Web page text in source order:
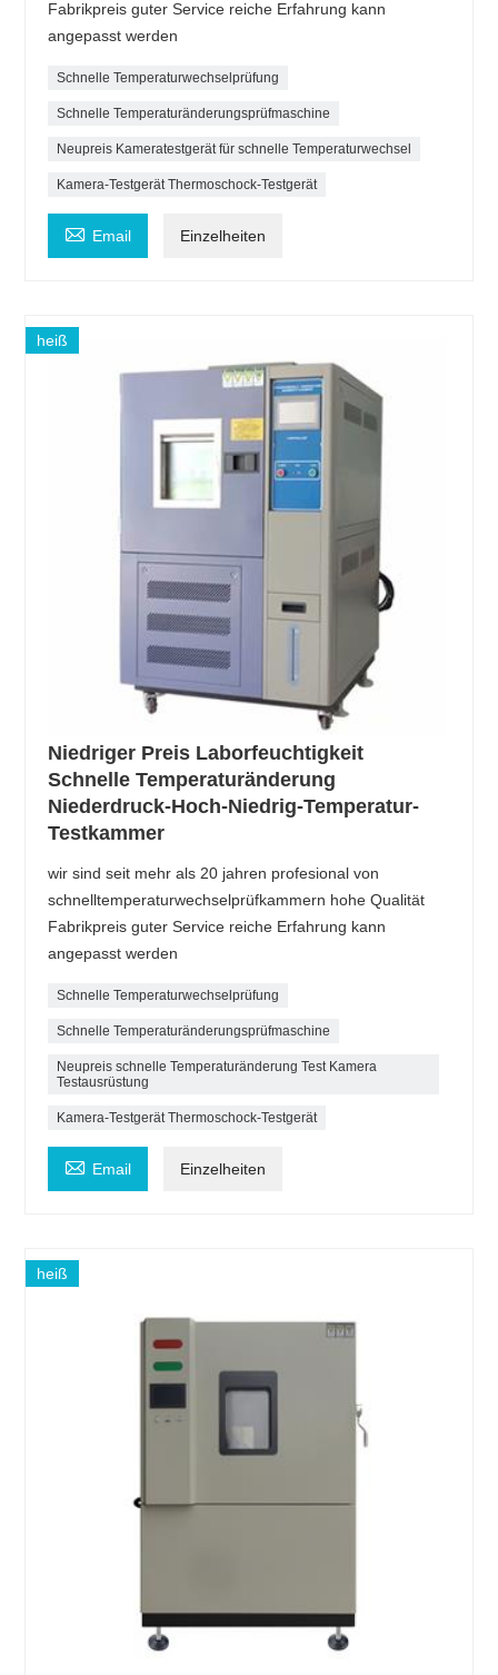
Fabrikpreis guter Service reiche Erfahrung kann
angepasst werden
Schnelle Temperaturwechselprüfung
Schnelle Temperaturänderungsprüfmaschine
Neupreis Kameratestgerät für schnelle Temperaturwechsel
Kamera-Testgerät Thermoschock-Testgerät
 Email Einzelheiten
heiß
Niedriger Preis Laborfeuchtigkeit
Schnelle Temperaturänderung
Niederdruck-Hoch-Niedrig-Temperatur-
Testkammer
wir sind seit mehr als 20 jahren profesional von
schnelltemperaturwechselprüfkammern hohe Qualität
Fabrikpreis guter Service reiche Erfahrung kann
angepasst werden
Schnelle Temperaturwechselprüfung
Schnelle Temperaturänderungsprüfmaschine
Neupreis schnelle Temperaturänderung Test Kamera
Testausrüstung
Kamera-Testgerät Thermoschock-Testgerät
 Email Einzelheiten
heiß